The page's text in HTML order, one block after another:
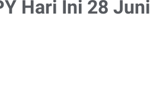
Hari Ini 28 Juni